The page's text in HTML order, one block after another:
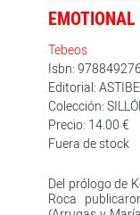
EMOTIONAL
Tebeos
Isbn:
Editorial:
Colección:
Precio: 14.00 €
Fuera de stock
Del prólogo de
Roca